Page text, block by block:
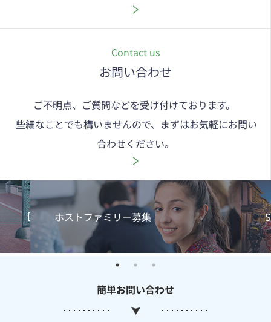
Contact us
お問い合わせ
ご不明点、ご質問などを受け付けております。
合わせください。
ホストファミリー募集
簡単お問い合わせ